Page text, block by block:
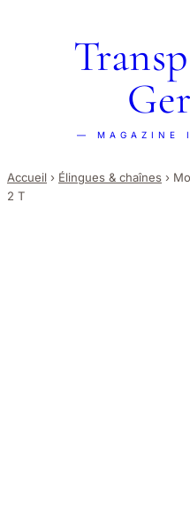
— MAGAZINE
Accueil › Élingues & chaînes ›
2 T